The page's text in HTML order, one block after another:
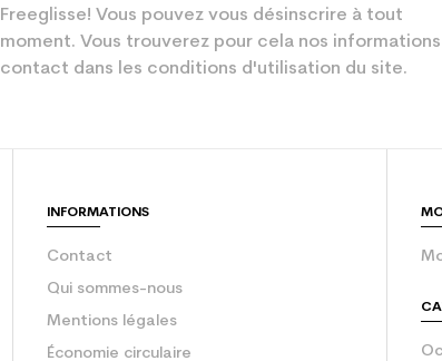
Freeglisse! Vous pouvez vous désinscrire à tout
moment. Vous trouverez pour cela nos
contact dans les conditions d'utilisation du site.
INFORMATIONS
Contact
Qui sommes-nous
Mentions légales
Économie circulaire